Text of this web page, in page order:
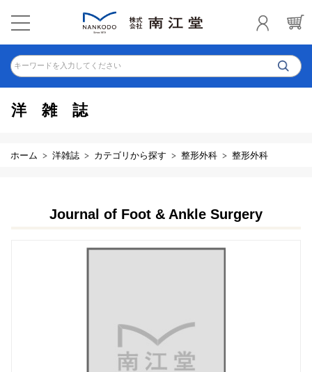
キーワードを入力してください
洋雑誌
ホーム 洋雑誌 カテゴリから探す 整形外科 整形外科
Journal of Foot & Ankle Surgery